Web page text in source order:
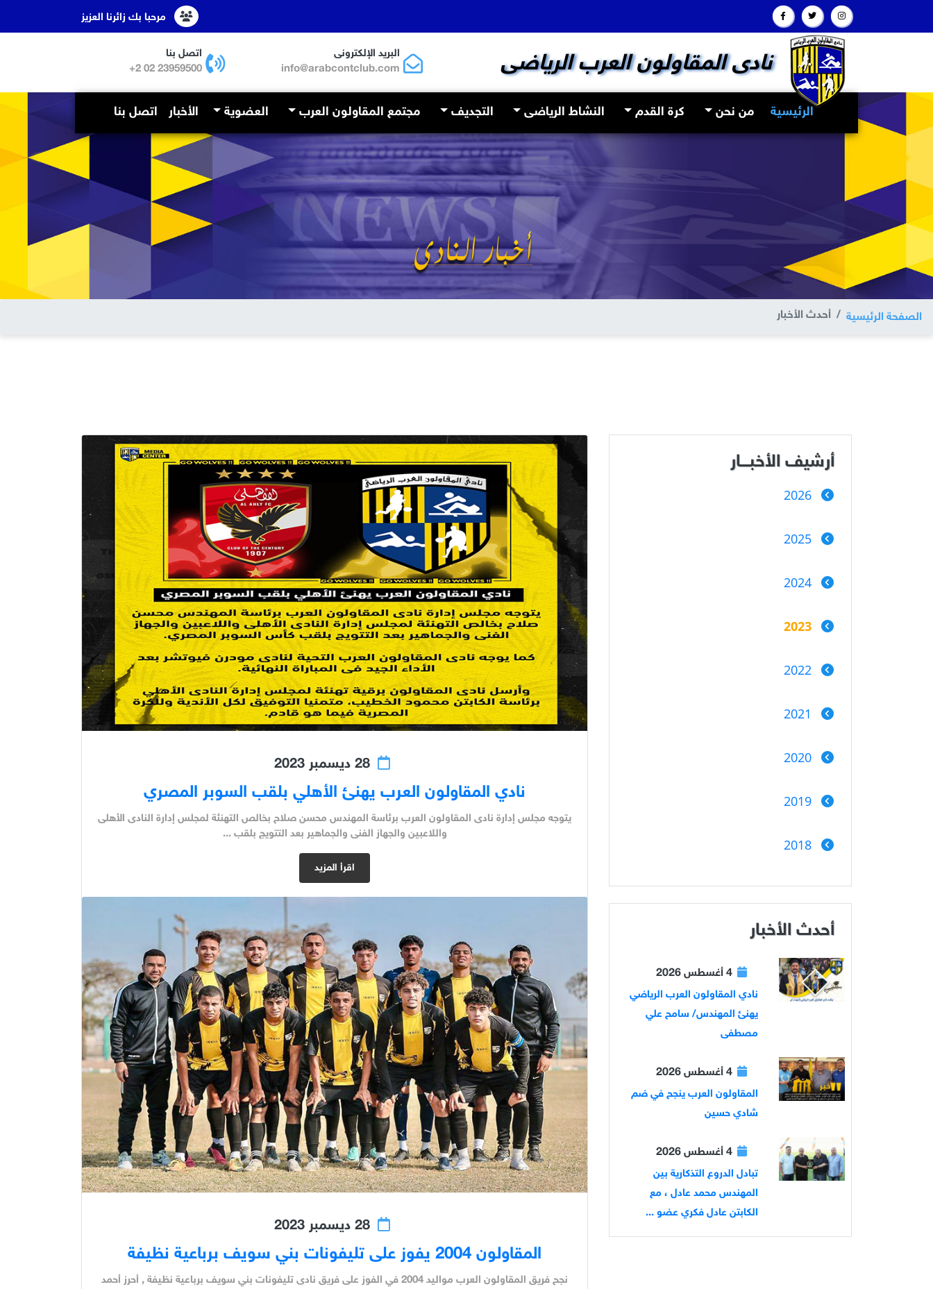
نادى المقاولون العرب الرياضى
البريد الإلكترونى
info@arabcontclub.com
اتصل بنا
23959500 02 2+
الرئيسية
(current) من نحن كرة القدم النشاط الرياضى التجديف مجتمع المقاولون العرب العضوية الأخبار اتصل بنا
الصفحة الرئيسية أحدث الأخبار
28 ديسمبر 2023
نادي المقاولون العرب يهنئ الأهلي بلقب السوبر المصري
يتوجه مجلس إدارة نادى المقاولون العرب برئاسة المهندس محسن صلاح بخالص التهنئة لمجلس إدارة النادى الأهلى
واللاعبين والجهاز الفنى والجماهير بعد التتويج بلقب ...
اقرأ المزيد
28 ديسمبر 2023
المقاولون 2004 يفوز على تليفونات بني سويف برباعية نظيفة
نجح فريق المقاولون العرب مواليد 2004 في الفوز على فريق نادى تليفونات بني سويف برباعية نظيفة , أحرز أحمد
أرشيف الأخبـــار
2026
2025
2024
2023
2022
2021
2020
2019
2018
أحدث الأخبار
نادي المقاولون العرب الرياضي
يهنئ المهندس/ سامح علي
مصطفى
المقاولون العرب ينجح في ضم
شادي حسين
تبادل الدروع التذكارية بين
المهندس محمد عادل ، مع
الكابتن عادل فكري عضو ...